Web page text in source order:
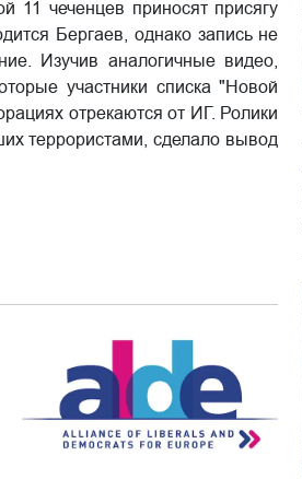
11 чеченцев приносят присягу
Бергаев, однако запись не
Изучив аналогичные видео,
участники списка "Новой
отрекаются от ИГ. Ролики
террористами, сделало вывод